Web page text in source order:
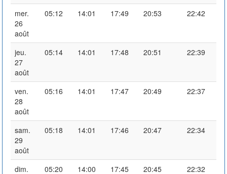
mer.
26
août
05:12 14:01 17:49 20:53 22:42
jeu.
27
août
05:14 14:01 17:48 20:51 22:39
ven.
28
août
05:16 14:01 17:47 20:49 22:37
sam.
29
août
05:18 14:01 17:46 20:47 22:34
dim.
05:20 14:00 17:45 20:45 22:32